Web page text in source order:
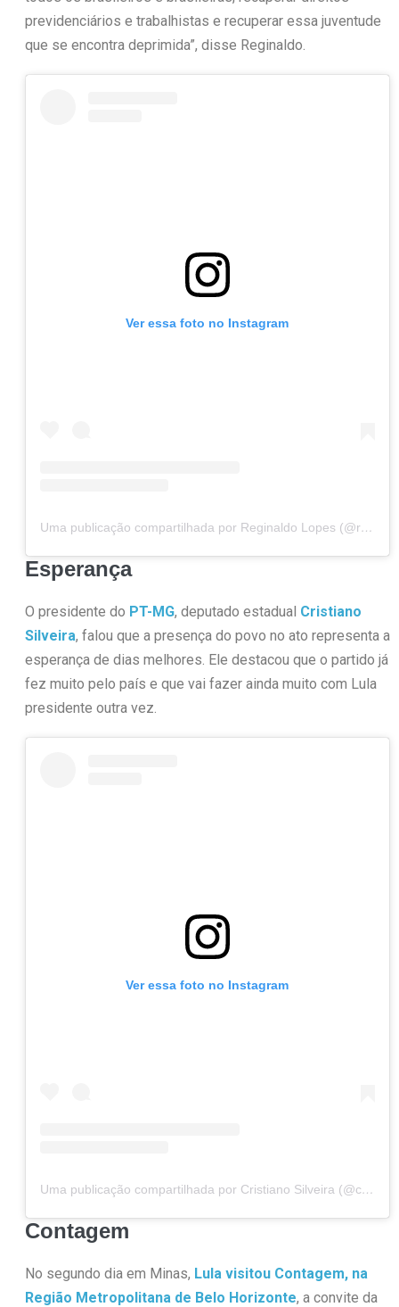
previdenciários e trabalhistas e recuperar essa juventude
que se encontra deprimida”, disse Reginaldo.
Ver essa foto no Instagram
Uma publicação compartilhada por Reginaldo Lopes (@reginaldolopesmg)
Esperança
O presidente do PT-MG, deputado estadual Cristiano
Silveira, falou que a presença do povo no ato representa a
esperança de dias melhores. Ele destacou que o partido já
fez muito pelo país e que vai fazer ainda muito com Lula
presidente outra vez.
Ver essa foto no Instagram
Uma publicação compartilhada por Cristiano Silveira (@cristianosilveiramg)
Contagem
No segundo dia em Minas, Lula visitou Contagem, na
Região Metropolitana de Belo Horizonte, a convite da